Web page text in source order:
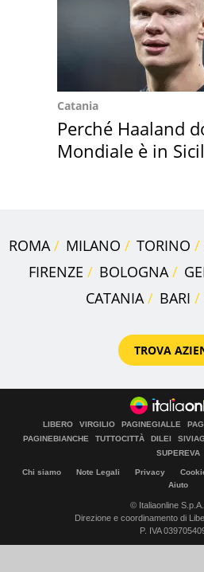
Catania
Perché Haaland
Mondiale è in
ROMA MILANO TORINO
FIRENZE
BOLOGNA
CATANIA
BARI
TROVA
LIBERO VIRGILIO PAGINEGIALLE
PAGINEBIANCHE
TUTTOCITTÀ DILEI
SUPEREVA
Chi siamo Note Legali Privacy
Aiuto
© Italiaonline
Direzione e coordinamento di
P. IVA